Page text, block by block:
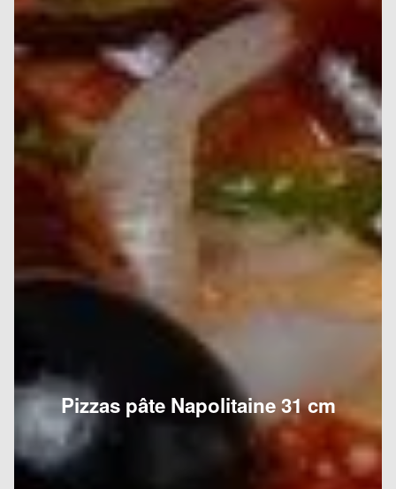
Pizzas pâte Napolitaine 31 cm